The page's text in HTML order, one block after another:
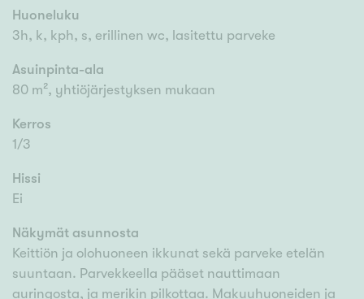
Huoneluku
3h, k, kph, s, erillinen wc, lasitettu parveke
Asuinpinta-ala
80 m², yhtiöjärjestyksen mukaan
Kerros
1/3
Hissi
Ei
Näkymät asunnosta
Keittiön ja olohuoneen ikkunat sekä parveke etelän
suuntaan. Parvekkeella pääset nauttimaan
auringosta, ja merikin pilkottaa. Makuuhuoneiden ja